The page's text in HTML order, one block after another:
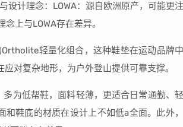
设计理念：LOWA：源自欧洲原产，可能更注
上与LOWA存在差异。
轻量化组合，这种鞋垫在运动品牌中
对复杂地形，为户外登山提供可靠支撑。
为低帮鞋，面料轻薄，更适合日常通勤、轻
鞋底的材质在设计上不如低a全面。此外，